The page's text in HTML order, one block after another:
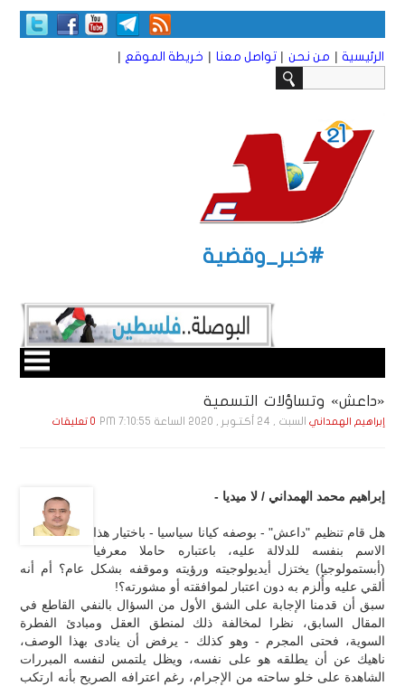
الرئيسية | من نحن | تواصل معنا | خريطة الموقع |
#خبر_وقضية
«داعش» وتساؤلات التسمية
إبراهيم الهمداني السبت , 24 أكـتـوبـر , 2020 الساعة 7:10:55 PM 0 تعليقات
إبراهيم محمد الهمداني / لا ميديا -
هل قام تنظيم "داعش" - بوصفه كيانا سياسيا - باختيار هذا
الاسم بنفسه للدلالة عليه، باعتباره حاملا معرفيا
(أبستمولوجيا) يختزل أيديولوجيته ورؤيته وموقفه بشكل عام؟ أم أنه
ألقي عليه وأُلزم به دون اعتبار لموافقته أو مشورته؟!
سبق أن قدمنا الإجابة على الشق الأول من السؤال بالنفي القاطع في
المقال السابق، نظرا لمخالفة ذلك لمنطق العقل ومبادئ الفطرة
السوية، فحتى المجرم - وهو كذلك - يرفض أن ينادى بهذا الوصف،
ناهيك عن أن يطلقه هو على نفسه، ويظل يلتمس لنفسه المبررات
الشاهدة على خلو ساحته من الإجرام، رغم اعترافه الصريح بأنه ارتكب